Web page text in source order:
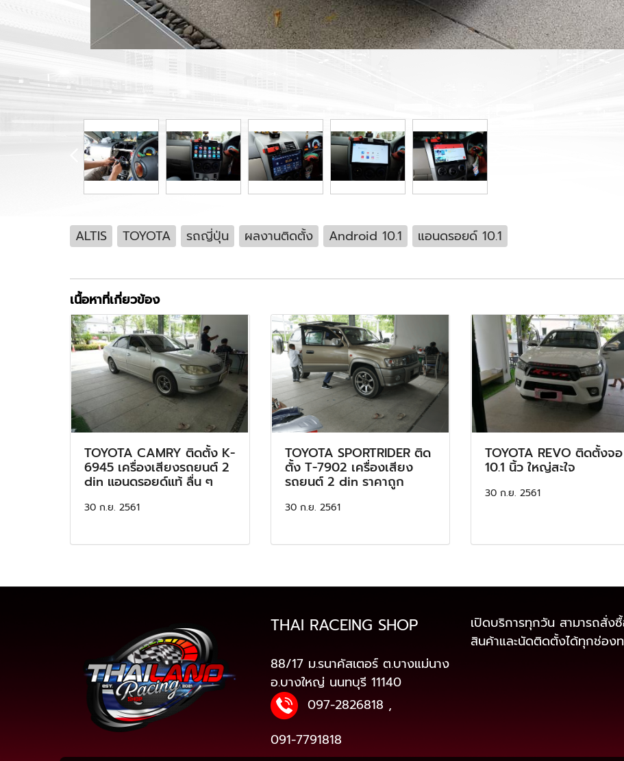
ALTIS TOYOTA รถญี่ปุ่น ผลงานติดตั้ง Android 10.1 แอนดรอยด์ 10.1
เนื้อหาที่เกี่ยวข้อง
TOYOTA CAMRY ติดตั้ง K-
6945 เครื่องเสียงรถยนต์ 2
din แอนดรอยด์แท้ ลื่น ๆ
30 ก.ย. 2561
TOYOTA SPORTRIDER ติด
ตั้ง T-7902 เครื่องเสียง
รถยนต์ 2 din ราคาถูก
30 ก.ย. 2561
TOYOTA REVO ติดตั้งจอ
10.1 นิ้ว ใหญ่สะใจ
30 ก.ย. 2561
THAI RACEING SHOP
88/17 ม.รนาคัสเตอร์ ต.บางแม่นาง
อ.บางใหญ่ นนทบุรี 11140
097-2826818 ,
091-7791818
เปิดบริการทุกวัน สามารถสั่ง
สินค้าและนัดติดตั้งได้ทุกช่อง